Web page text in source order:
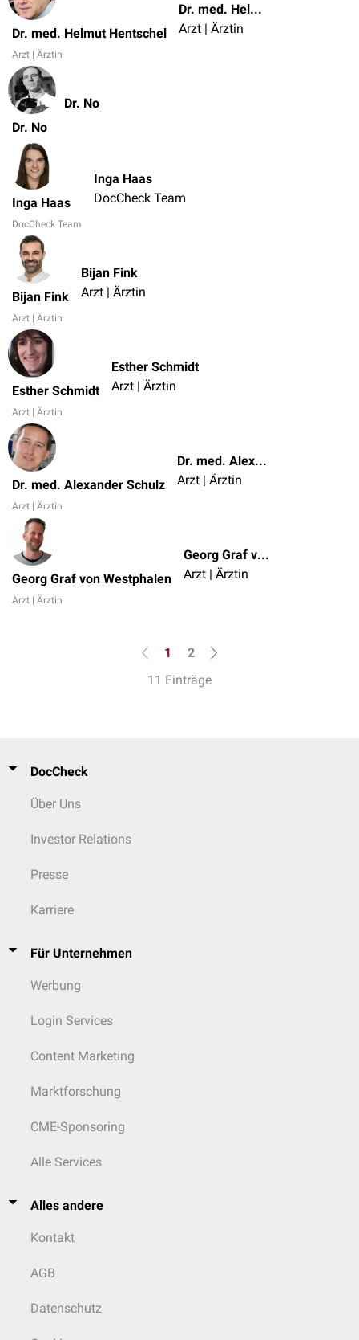
Dr. med. Helmut Hentschel
Arzt | Ärztin
Dr. med. Helmut Hentschel
Arzt | Ärztin
Dr. No
Dr. No
Inga Haas
DocCheck Team
Inga Haas
DocCheck Team
Bijan Fink
Arzt | Ärztin
Bijan Fink
Arzt | Ärztin
Esther Schmidt
Arzt | Ärztin
Esther Schmidt
Arzt | Ärztin
Dr. med. Alexander Schulz
Arzt | Ärztin
Dr. med. Alexander Schulz
Arzt | Ärztin
Georg Graf von Westphalen
Arzt | Ärztin
Georg Graf von Westphalen
Arzt | Ärztin
1
2
11 Einträge
DocCheck
Über Uns
Investor Relations
Presse
Karriere
Für Unternehmen
Werbung
Login Services
Content Marketing
Marktforschung
CME-Sponsoring
Alle Services
Alles andere
Kontakt
AGB
Datenschutz